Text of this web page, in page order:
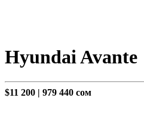
Hyundai Avante
$11 200 | 979 440 сом